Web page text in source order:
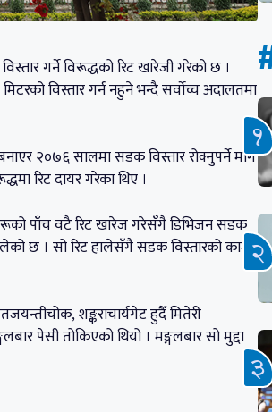
गर्ने विरूद्धको रिट खारेजी गरेको छ ।
विस्तार गर्न नहुने भन्दै सर्वाेच्च अदालतमा
बनाएर २०७६ सालमा सडक विस्तार रोक्नुपर्ने माग
रिट दायर गरेका थिए ।
पाँच वटै रिट खारेज गरेसँगै डिभिजन सडक
छ । सो रिट हालेसँगै सडक विस्तारको काम
शङ्कराचार्यगेट हुदैँ मितेरी
पेसी तोकिएको थियो । मङ्गलबार सो मुद्दा